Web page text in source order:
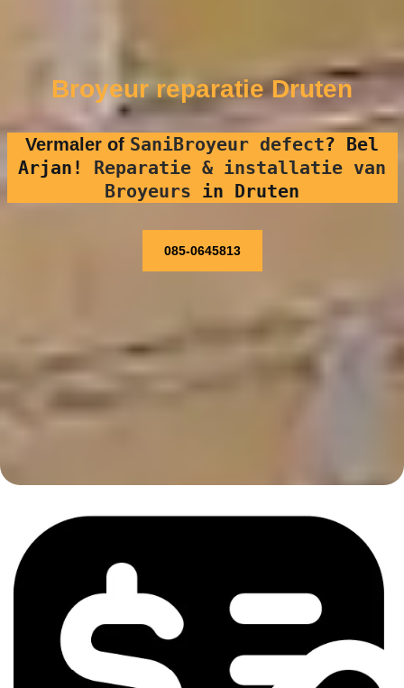
Broyeur reparatie Druten
Vermaler of SaniBroyeur defect? Bel
Arjan! Reparatie & installatie van
Broyeurs in Druten
085-0645813